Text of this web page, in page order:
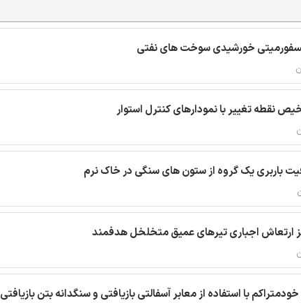
خورشیدی سوخت های نفتی
نقطه تغییر با نمودارهای کنترل استوار
باربری یک گروه از ستون های سنگی در خاک نرم
ارتعاش اجباری تیرهای عمیق متخلخل هدفمند
با استفاده از معابر آسفالتی بازیافتی و سنگدانه بتن بازیافتی